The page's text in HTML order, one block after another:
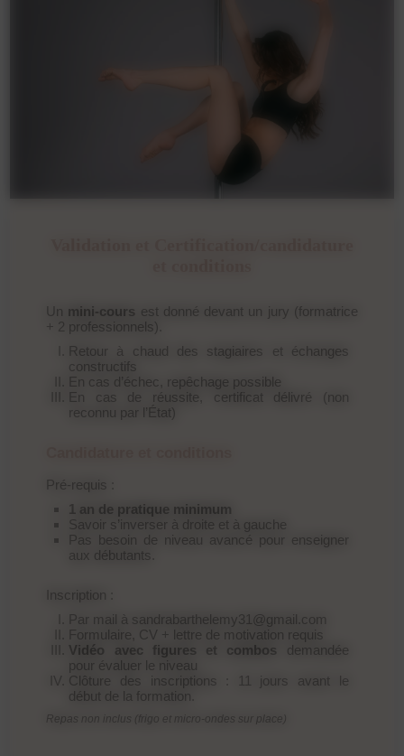
Un mini-cours est donné devant un jury (formatrice
+ 2 professionnels).
Retour à chaud des stagiaires et échanges
constructifs
En cas d’échec, repêchage possible
En cas de réussite, certificat délivré (non
reconnu par l’État)
Pré-requis :
1 an de pratique minimum
Savoir s’inverser à droite et à gauche
Pas besoin de niveau avancé pour enseigner
aux débutants.
Inscription :
Par mail à sandrabarthelemy31@gmail.com
Formulaire, CV + lettre de motivation requis
Vidéo avec figures et combos
demandée
pour évaluer le niveau
Clôture des inscriptions : 11 jours avant le
début de la formation.
Repas non inclus (frigo et micro-ondes sur place)